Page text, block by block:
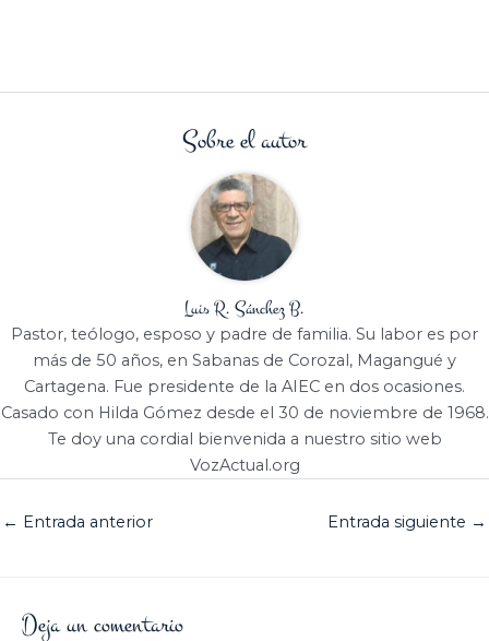
Sobre el autor
Luis R. Sánchez B.
Pastor, teólogo, esposo y padre de familia. Su labor es por
más de 50 años, en Sabanas de Corozal, Magangué y
Cartagena. Fue presidente de la AIEC en dos ocasiones.
Casado con Hilda Gómez desde el 30 de noviembre de 1968.
Te doy una cordial bienvenida a nuestro sitio web
VozActual.org
← Entrada anterior Entrada siguiente →
Deja un comentario